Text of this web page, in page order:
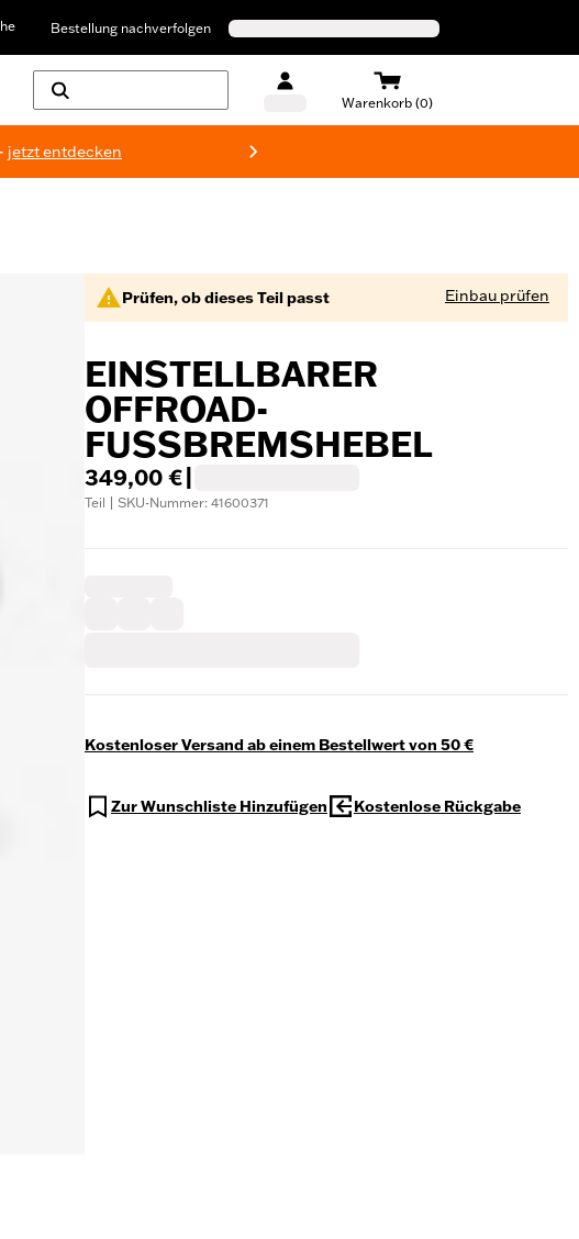
Bestellung nachverfolgen
Warenkorb (0)
jetzt entdecken
Prüfen, ob dieses Teil passt Einbau prüfen
EINSTELLBARER
OFFROAD-
FUSSBREMSHEBEL
349,00 €
Teil | SKU-Nummer: 41600371
Kostenloser Versand ab einem Bestellwert von 50 €
Zur Wunschliste Hinzufügen Kostenlose Rückgabe